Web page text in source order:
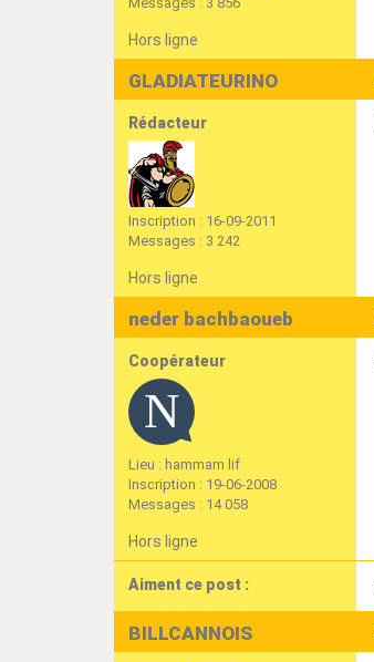
Hors ligne
GLADIATEURINO
Rédacteur
Inscription : 16-09-2011
Messages : 3 242
Hors ligne
neder bachbaoueb
Coopérateur
Lieu : hammam lif
Inscription : 19-06-2008
Messages : 14 058
Hors ligne
Aiment ce post :
BILLCANNOIS